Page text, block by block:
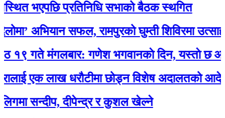
प्रतिनिधि सभाको बैठक स्थगित
सफल, रामपुरको घुम्ती शिविरमा उत्साहजनक
मंगलबार: गणेश भगवानकाे दिन, यस्ताे छ आजको
एक लाख धरौटीमा छोड्न विशेष अदालतको आदेश
सन्दीप, दीपेन्द्र र कुशल खेल्ने